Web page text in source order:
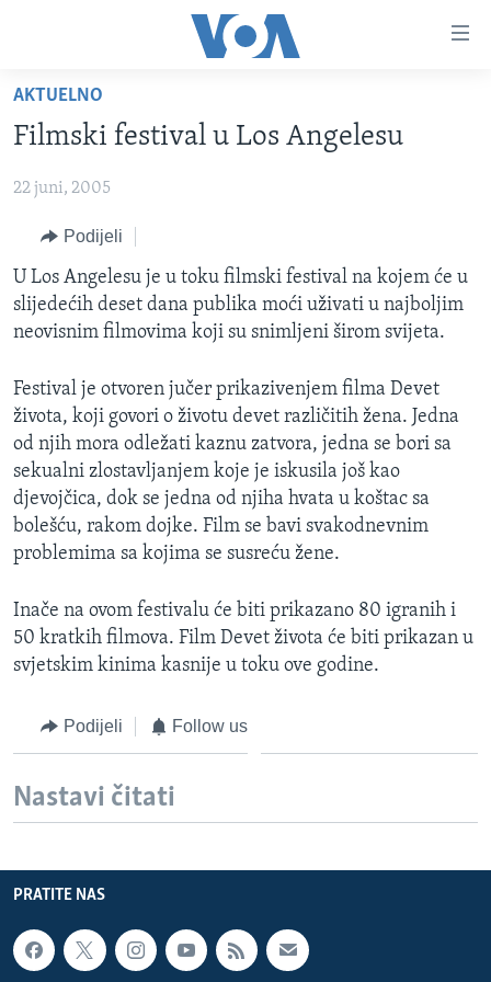
glavni
sadržaj
na
navigaciju
Idi
na
pretragu
TV PROGRAM
FOTOGRAFIJE DANA
VIJESTI
SJEDINJENE AMERIČKE DRŽAVE
BOSNA I HERCEGOVINA
NAUKA I TEHNOLOGIJA
SPECIJALNI PROJEKTI
SLOBODA MEDIJA
ŽENSKA STRANA
IZBJEGLIČKA STRANA
MAGAZIN
O GLASU AMERIKE
Learning English
PRATITE NAS
AKTUELNO
Filmski festival u Los Angelesu
22 juni, 2005
Podijeli
U Los Angelesu je u toku filmski festival na kojem će u
slijedećih deset dana publika moći uživati u najboljim
neovisnim filmovima koji su snimljeni širom svijeta.
Festival je otvoren jučer prikazivenjem filma Devet
života, koji govori o životu devet različitih žena. Jedna
od njih mora odležati kaznu zatvora, jedna se bori sa
sekualni zlostavljanjem koje je iskusila još kao
djevojčica, dok se jedna od njiha hvata u koštac sa
bolešću, rakom dojke. Film se bavi svakodnevnim
problemima sa kojima se susreću žene.
Inače na ovom festivalu će biti prikazano 80 igranih i
50 kratkih filmova. Film Devet života će biti prikazan u
svjetskim kinima kasnije u toku ove godine.
Podijeli Follow us
Nastavi čitati
PRATITE NAS